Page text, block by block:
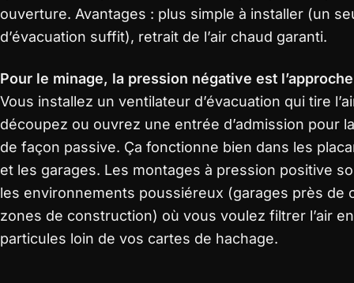
ouverture. Avantages : plus simple à installer (un
d’évacuation suffit), retrait de l’air chaud garanti.
Pour le minage, la pression négative est
Vous installez un ventilateur d’évacuation qui tire
découpez ou ouvrez une entrée d’admission pour
de façon passive. Ça fonctionne bien dans les
et les garages. Les montages à pression positive
les environnements poussiéreux (garages près de
zones de construction) où vous voulez filtrer l’air
particules loin de vos cartes de hachage.